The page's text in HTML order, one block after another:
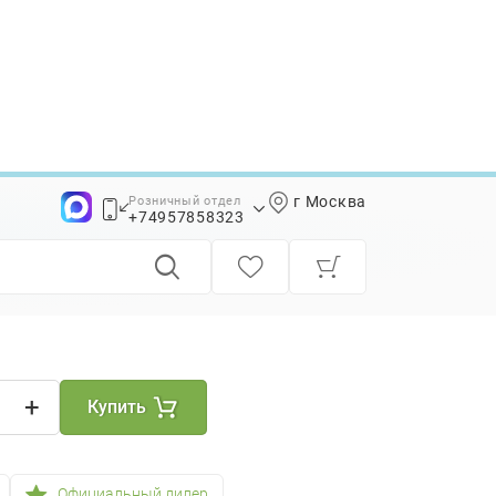
Розничный отдел
+74957858323
г Москва
+ Купить